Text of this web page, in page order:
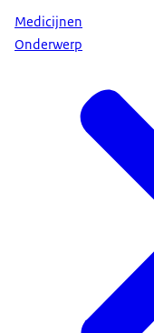
Medicijnen
Onderwerp